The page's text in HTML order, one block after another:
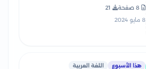
الثاني الإعدادي الفصل
الدراسي الثاني
8 صفحة
21
8 مايو 2024
هذا الأسبوع اللغة العربية